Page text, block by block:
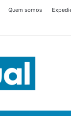
Quem somos